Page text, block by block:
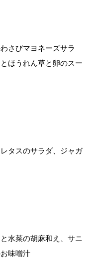
さびマヨネーズサラ
ほうれん草と卵のスー
タスのサラダ、ジャガ
水菜の胡麻和え、サニ
味噌汁